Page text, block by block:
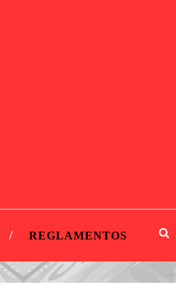
REGLAMENTOS